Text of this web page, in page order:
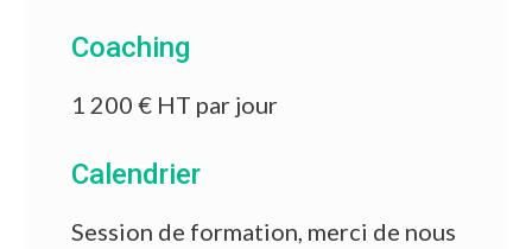
Coaching
1 200 € HT par jour
Calendrier
Session de formation, merci de nous